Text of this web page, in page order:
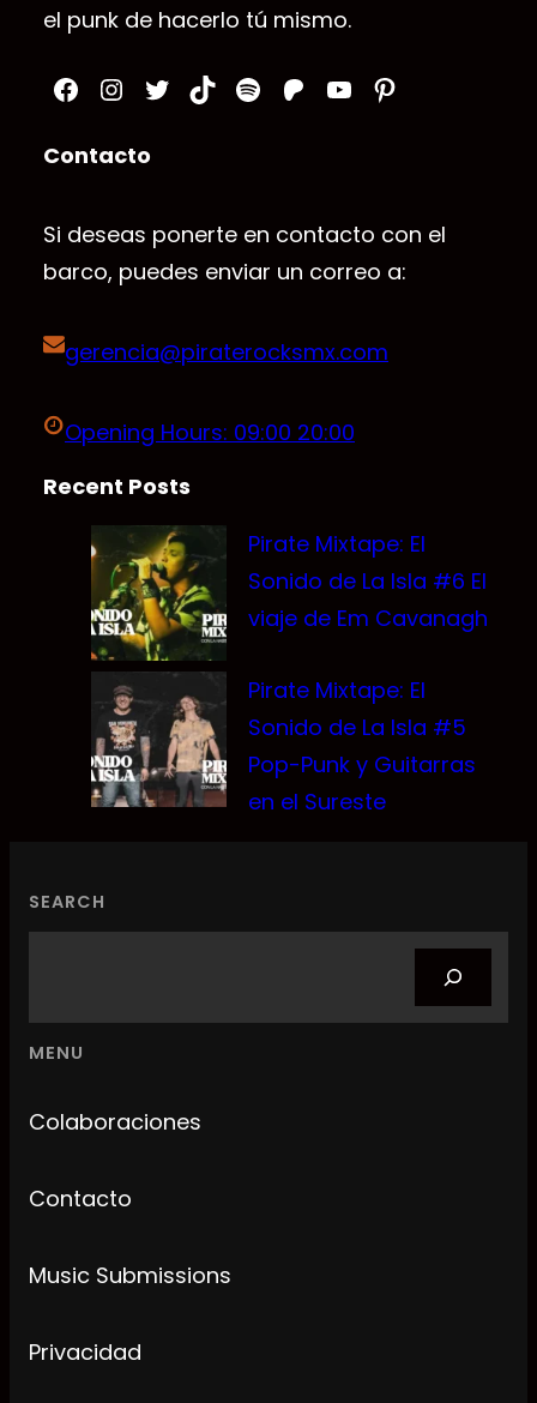
el punk de hacerlo tú mismo.
Facebook Instagram Twitter TikTok Spotify Patreon YouTube Pinterest
Contacto
Si deseas ponerte en contacto con el
barco, puedes enviar un correo a:
gerencia@piraterocksmx.com
Opening Hours: 09:00 20:00
Recent Posts
Pirate Mixtape: El
Sonido de La Isla #6 El
viaje de Em Cavanagh
Pirate Mixtape: El
Sonido de La Isla #5
Pop-Punk y Guitarras
en el Sureste
SEARCH
MENU
Colaboraciones
Contacto
Music Submissions
Privacidad